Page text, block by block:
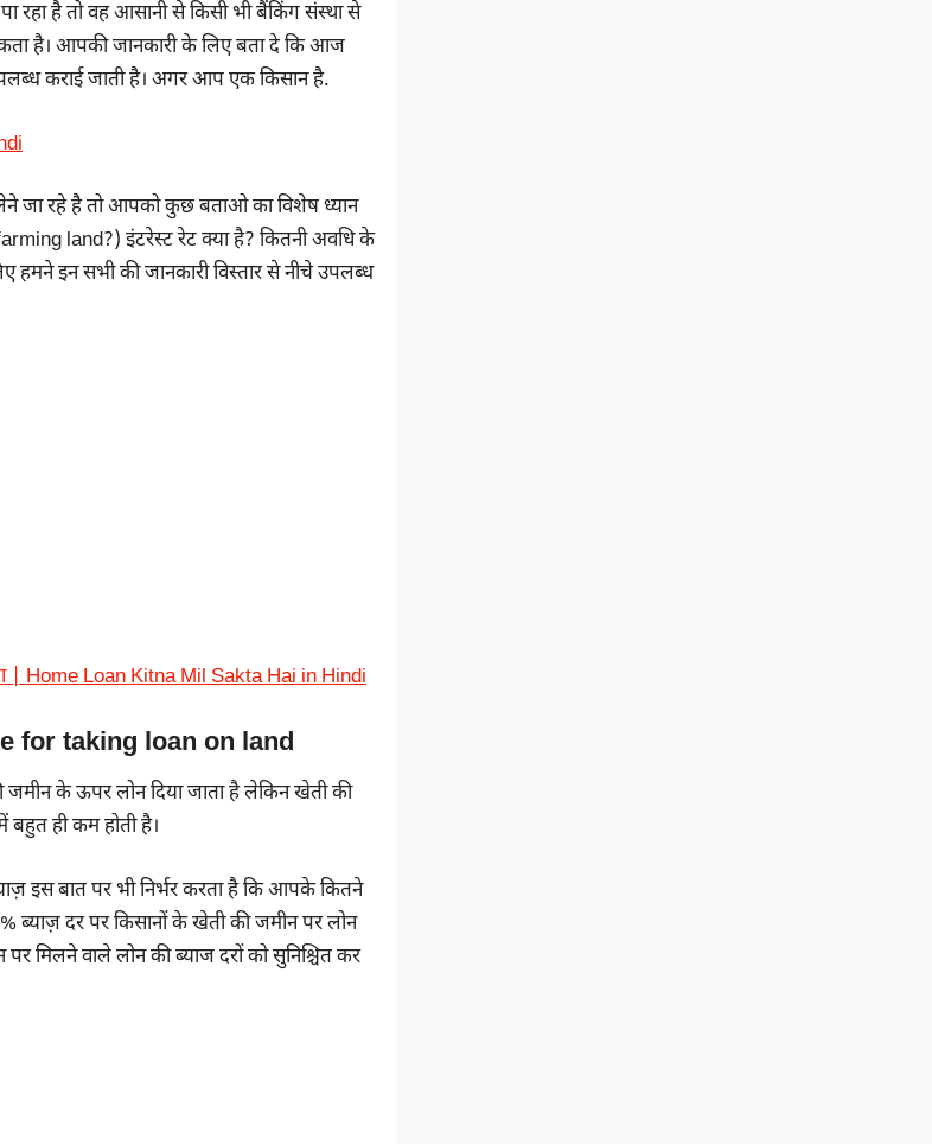
रहा है तो वह आसानी से किसी भी बैंकिंग संस्था से
है। आपकी जानकारी के लिए बता दे कि आज
कराई जाती है। अगर आप एक किसान है.
जा रहे है तो आपको कुछ बताओ का विशेष ध्यान
land?) इंटरेस्ट रेट क्या है? कितनी अवधि के
इन सभी की जानकारी विस्तार से नीचे उपलब्ध
| Home Loan Kitna Mil Sakta Hai in Hindi
for taking loan on land
जमीन के ऊपर लोन दिया जाता है लेकिन खेती की
बहुत ही कम होती है।
इस बात पर भी निर्भर करता है कि आपके कितने
ब्याज़ दर पर किसानों के खेती की जमीन पर लोन
वाले लोन की ब्याज दरों को सुनिश्चित कर